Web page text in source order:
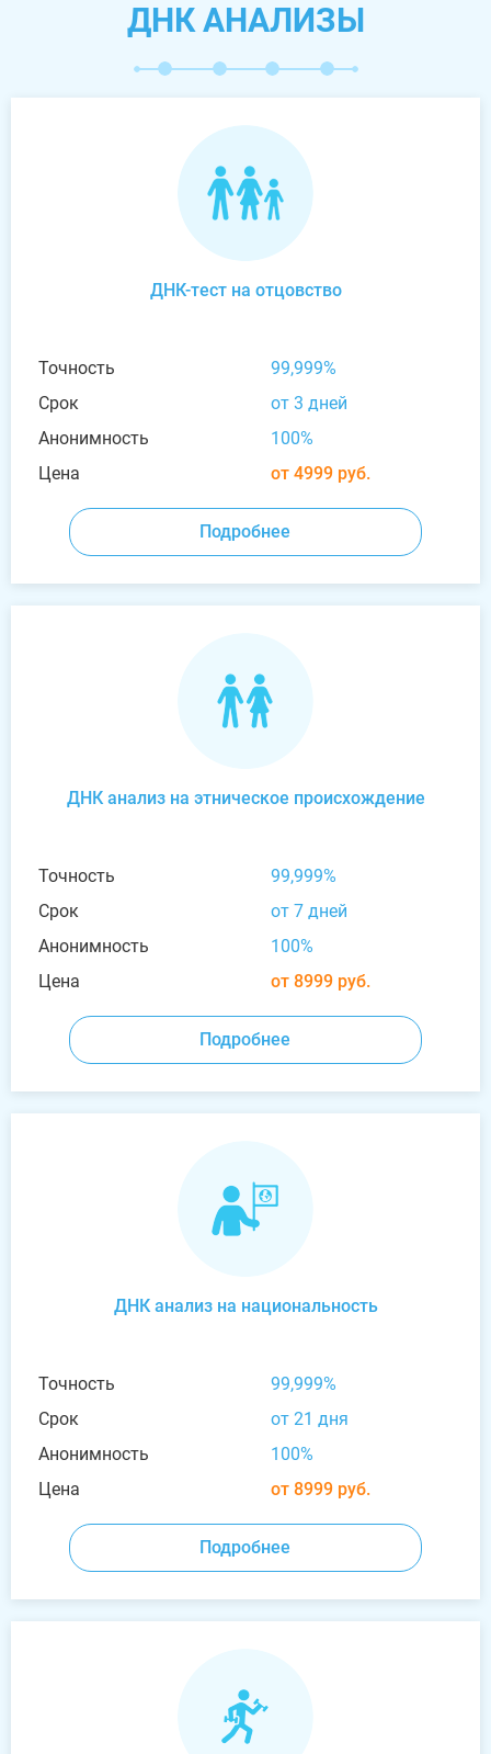
ДНК АНАЛИЗЫ
ДНК-тест на отцовство
Точность
99,999%
Срок
от 3 дней
Анонимность
100%
Цена
от 4999 руб.
Подробнее
ДНК анализ на этническое происхождение
Точность
99,999%
Срок
от 7 дней
Анонимность
100%
Цена
от 8999 руб.
Подробнее
ДНК анализ на национальность
Точность
99,999%
Срок
от 21 дня
Анонимность
100%
Цена
от 8999 руб.
Подробнее